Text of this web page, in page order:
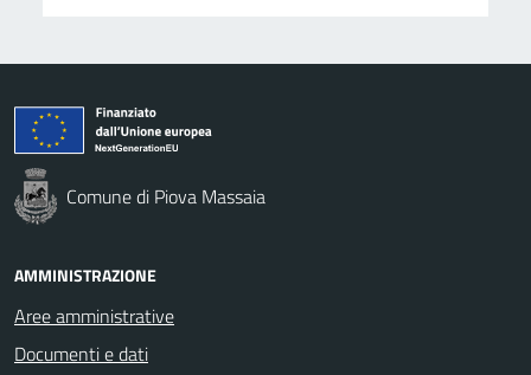
Comune di Piova Massaia
AMMINISTRAZIONE
Aree amministrative
Documenti e dati